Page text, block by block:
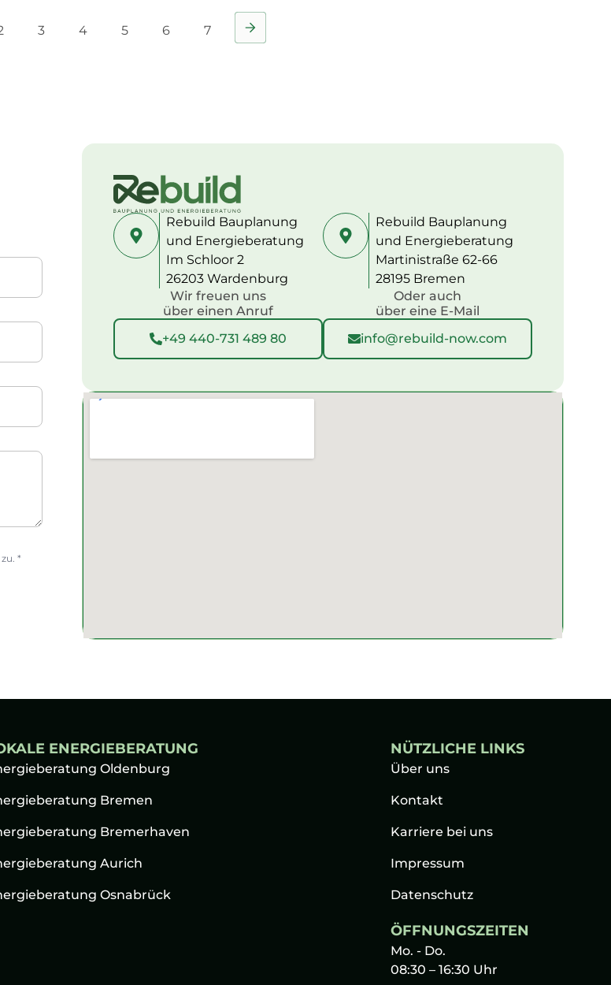
3 4 5 6 7
*
Rebuild Bauplanung
und Energieberatung
Im Schloor 2
26203 Wardenburg
Rebuild Bauplanung
und Energieberatung
Martinistraße 62-66
28195 Bremen
Wir freuen uns
über einen Anruf
+49 440-731 489 80
Oder auch
über eine E-Mail
info@rebuild-now.com
ENERGIEBERATUNG
Oldenburg
Bremen
Bremerhaven
Aurich
Osnabrück
NÜTZLICHE LINKS
Über uns
Kontakt
Karriere bei uns
Impressum
Datenschutz
ÖFFNUNGSZEITEN
Mo. - Do.
08:30 – 16:30 Uhr